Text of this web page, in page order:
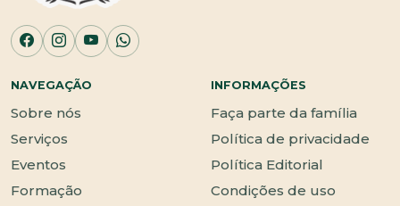
NAVEGAÇÃO
Sobre nós
Serviços
Eventos
Formação
INFORMAÇÕES
Faça parte da família
Política de privacidade
Política Editorial
Condições de uso